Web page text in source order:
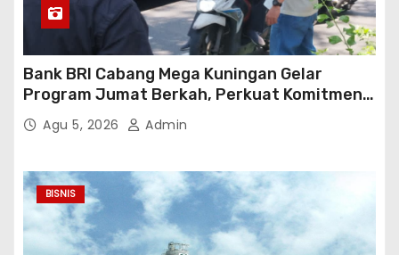
Bank BRI Cabang Mega Kuningan Gelar
Program Jumat Berkah, Perkuat Komitmen
untuk Saling Berbagai Kepada Masyarakat
Sekitar Kawasan Mega Kuningan
Agu 5, 2026 Admin
BISNIS